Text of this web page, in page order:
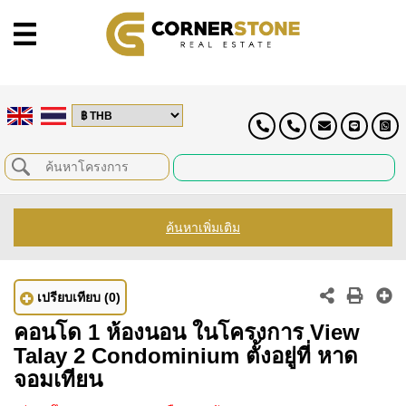
ค้นหาเพิ่มเติม
เปรียบเทียบ (0)
คอนโด 1 ห้องนอน ในโครงการ View
Talay 2 Condominium ตั้งอยู่ที่ หาด
จอมเทียน